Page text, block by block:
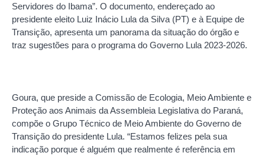
Servidores do Ibama”. O documento, endereçado ao
presidente eleito Luiz Inácio Lula da Silva (PT) e à Equipe de
Transição, apresenta um panorama da situação do órgão e
traz sugestões para o programa do Governo Lula 2023-2026.
Goura, que preside a Comissão de Ecologia, Meio Ambiente e
Proteção aos Animais da Assembleia Legislativa do Paraná,
compõe o Grupo Técnico de Meio Ambiente do Governo de
Transição do presidente Lula. “Estamos felizes pela sua
indicação porque é alguém que realmente é referência em